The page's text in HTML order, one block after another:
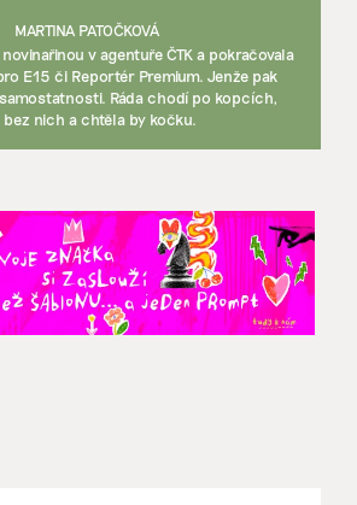
MARTINA PATOČKOVÁ
v agentuře ČTK a pokračovala
E15 či Reportér Premium. Jenže pak
Ráda chodí po kopcích,
bez nich a chtěla by kočku.